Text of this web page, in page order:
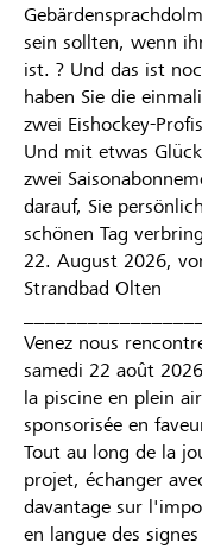
sein sollten, wenn
ist. ? Und das ist
haben Sie die
zwei Eishockey-
Und mit etwas
zwei
darauf, Sie
schönen Tag
22. August 2026,
Strandbad Olten
Venez nous
samedi 22 août
la piscine en plein
sponsorisée en
Tout au long de la
projet, échanger
davantage sur
en langue des